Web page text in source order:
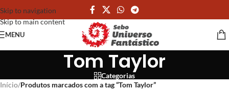
Skip to navigation
Skip to main content
MENU
Tom Taylor
Categorias
Início/Produtos marcados com a tag “Tom Taylor”